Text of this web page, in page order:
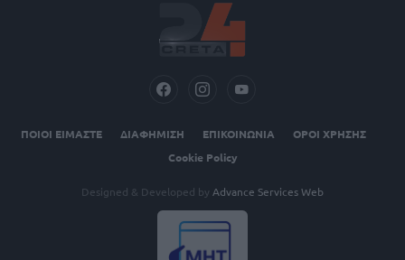
ΠΟΙΟΙ ΕΙΜΑΣΤΕ ΔΙΑΦΗΜΙΣΗ ΕΠΙΚΟΙΝΩΝΙΑ
ΟΡΟΙ ΧΡΗΣΗΣ
Cookie Policy
Designed & Developed by Advance Services Web